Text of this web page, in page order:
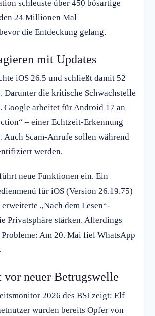
schleuste über 450 bösartige
24 Millionen Mal
die Entdeckung gelang.
mit Updates
iOS 26.5 und schließt damit 52
Darunter die kritische Schwachstelle
Google arbeitet für Android 17 an
– einer Echtzeit-Erkennung
Auch Scam-Anrufe sollen während
werden.
neue Funktionen ein. Ein
für iOS (Version 26.19.75)
„Nach dem Lesen“-
Privatsphäre stärken. Allerdings
Probleme: Am 20. Mai fiel WhatsApp
neuer Betrugswelle
2026 des BSI zeigt: Elf
wurden bereits Opfer von